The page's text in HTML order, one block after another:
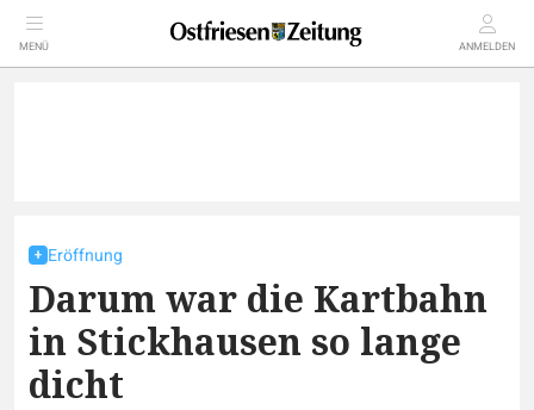
MENÜ ANMELDEN
Eröffnung
Darum war die Kartbahn
in Stickhausen so lange
dicht